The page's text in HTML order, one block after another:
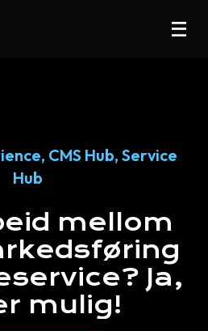
, CMS Hub, Service
Hub
mellom
Ja,
mulig!